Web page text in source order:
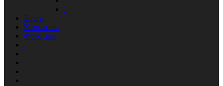
Блоги
Компании
Фото дня